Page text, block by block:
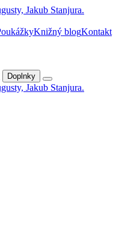
Knižný blogKontakt
Doplnky